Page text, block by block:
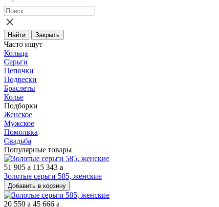
Найти Закрыть
Часто ищут
Кольца
Серьги
Цепочки
Подвески
Браслеты
Колье
Подборки
Женское
Мужское
Помолвка
Свадьба
Популярные товары
51 905 a 115 343 a
Золотые серьги 585, женские
Добавить в корзину
20 550 a 45 666 a